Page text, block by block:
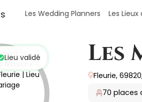
Les Wedding Planners Les
Lieu validé Les
Fleurie,
70 places